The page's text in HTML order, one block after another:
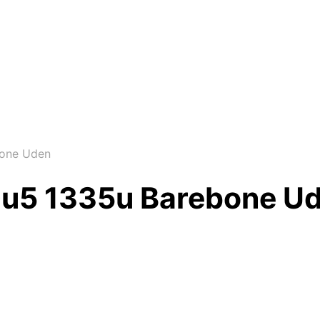
Uden
1335u Barebone